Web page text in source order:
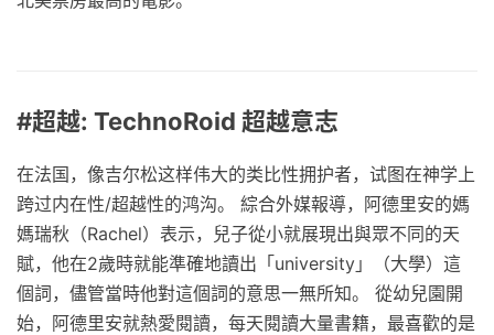
#超越: TechnoRoid 超越意志
在法国，像吉尔松这样伟大的类比性拥护者，试图在神学上
跨过内在性/超越性的鸿沟。 綜合外媒報導，阿德里安的媽
媽瑞秋（Rachel）表示，兒子從小就展現出與眾不同的天
賦，他在2歲時就能準確地讀出「university」（大學）這
個詞，儘管當時他對這個詞的意思一無所知。 從幼兒園開
始，阿德里安就熱愛閱讀，每天閱讀大量書籍，最喜歡的是